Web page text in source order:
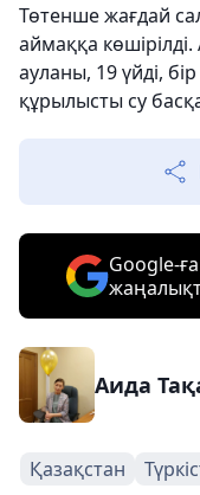
Төтенше жағдай
аймаққа
ауланы, 19 үйді,
құрылысты су
Google-
Аида
Қазақстан